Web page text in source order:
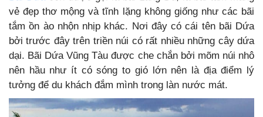
vẻ đẹp thơ mộng và tĩnh lặng không giống như các bãi
tắm ồn ào nhộn nhịp khác. Nơi đây có cái tên bãi Dứa
bởi trước đây trên triền núi có rất nhiều những cây dứa
dại. Bãi Dứa Vũng Tàu được che chắn bởi mõm núi nhô
nên hầu như ít có sóng to gió lớn nên là địa điểm lý
tưởng để du khách đắm mình trong làn nước mát.